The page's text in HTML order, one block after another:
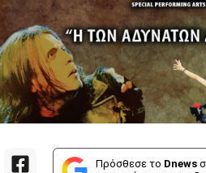
Πρόσθεσε το Dnews